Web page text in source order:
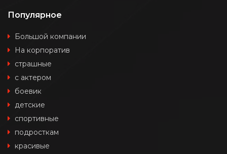
Популярное
Большой компании
На корпоратив
страшные
с актером
боевик
детские
спортивные
подросткам
красивые